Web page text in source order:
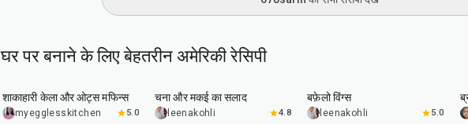
घर पर बनाने के लिए बेहतरीन अमेरिकी रेसिपी
शाकाहारी केला और ओट्स मफिन्स
myegglesskitchen 5.0
चना और मकई का सलाद
leenakohli 4.8
बफ़ेलो विंग्स
leenakohli 5.0